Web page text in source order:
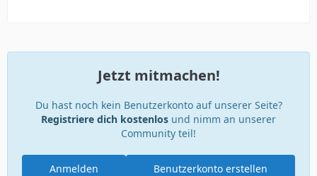
Jetzt mitmachen!
Du hast noch kein Benutzerkonto auf unserer Seite?
Registriere dich kostenlos und nimm an unserer
Community teil!
Benutzerkonto erstellen
Anmelden